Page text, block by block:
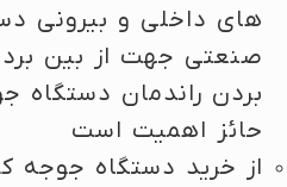
های داخلی و بیرونی
صنعتی جهت از بین
بردن راندمان دستگاه
حائز اهمیت است
از خرید دستگاه جوجه